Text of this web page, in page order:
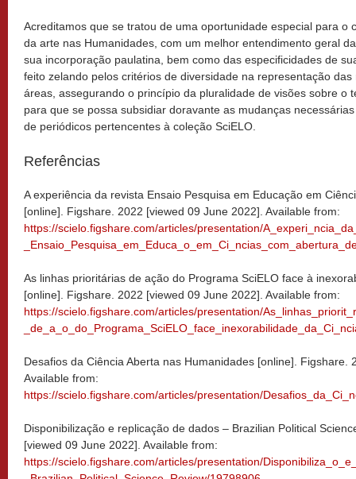
Acreditamos que se tratou de uma oportunidade especial para o
da arte nas Humanidades, com um melhor entendimento geral
sua incorporação paulatina, bem como das especificidades de
feito zelando pelos critérios de diversidade na representação
áreas, assegurando o princípio da pluralidade de visões sobre o
para que se possa subsidiar doravante as mudanças
de periódicos pertencentes à coleção SciELO.
Referências
A experiência da revista Ensaio Pesquisa em Educação em
[online]. Figshare. 2022 [viewed 09 June 2022]. Available from:
https://scielo.figshare.com/articles/presentation/
As linhas prioritárias de ação do Programa SciELO face à
[online]. Figshare. 2022 [viewed 09 June 2022]. Available from:
https://scielo.figshare.com/articles/presentation/
Desafios da Ciência Aberta nas Humanidades [online]. Figshare.
Available from:
https://scielo.figshare.com/articles/presentation/
Disponibilização e replicação de dados – Brazilian Political
[viewed 09 June 2022]. Available from:
https://scielo.figshare.com/articles/presentation/